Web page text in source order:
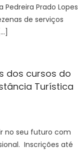
Prado Lopes
de serviços
dos cursos do
Turística
no seu futuro com
Inscrições até